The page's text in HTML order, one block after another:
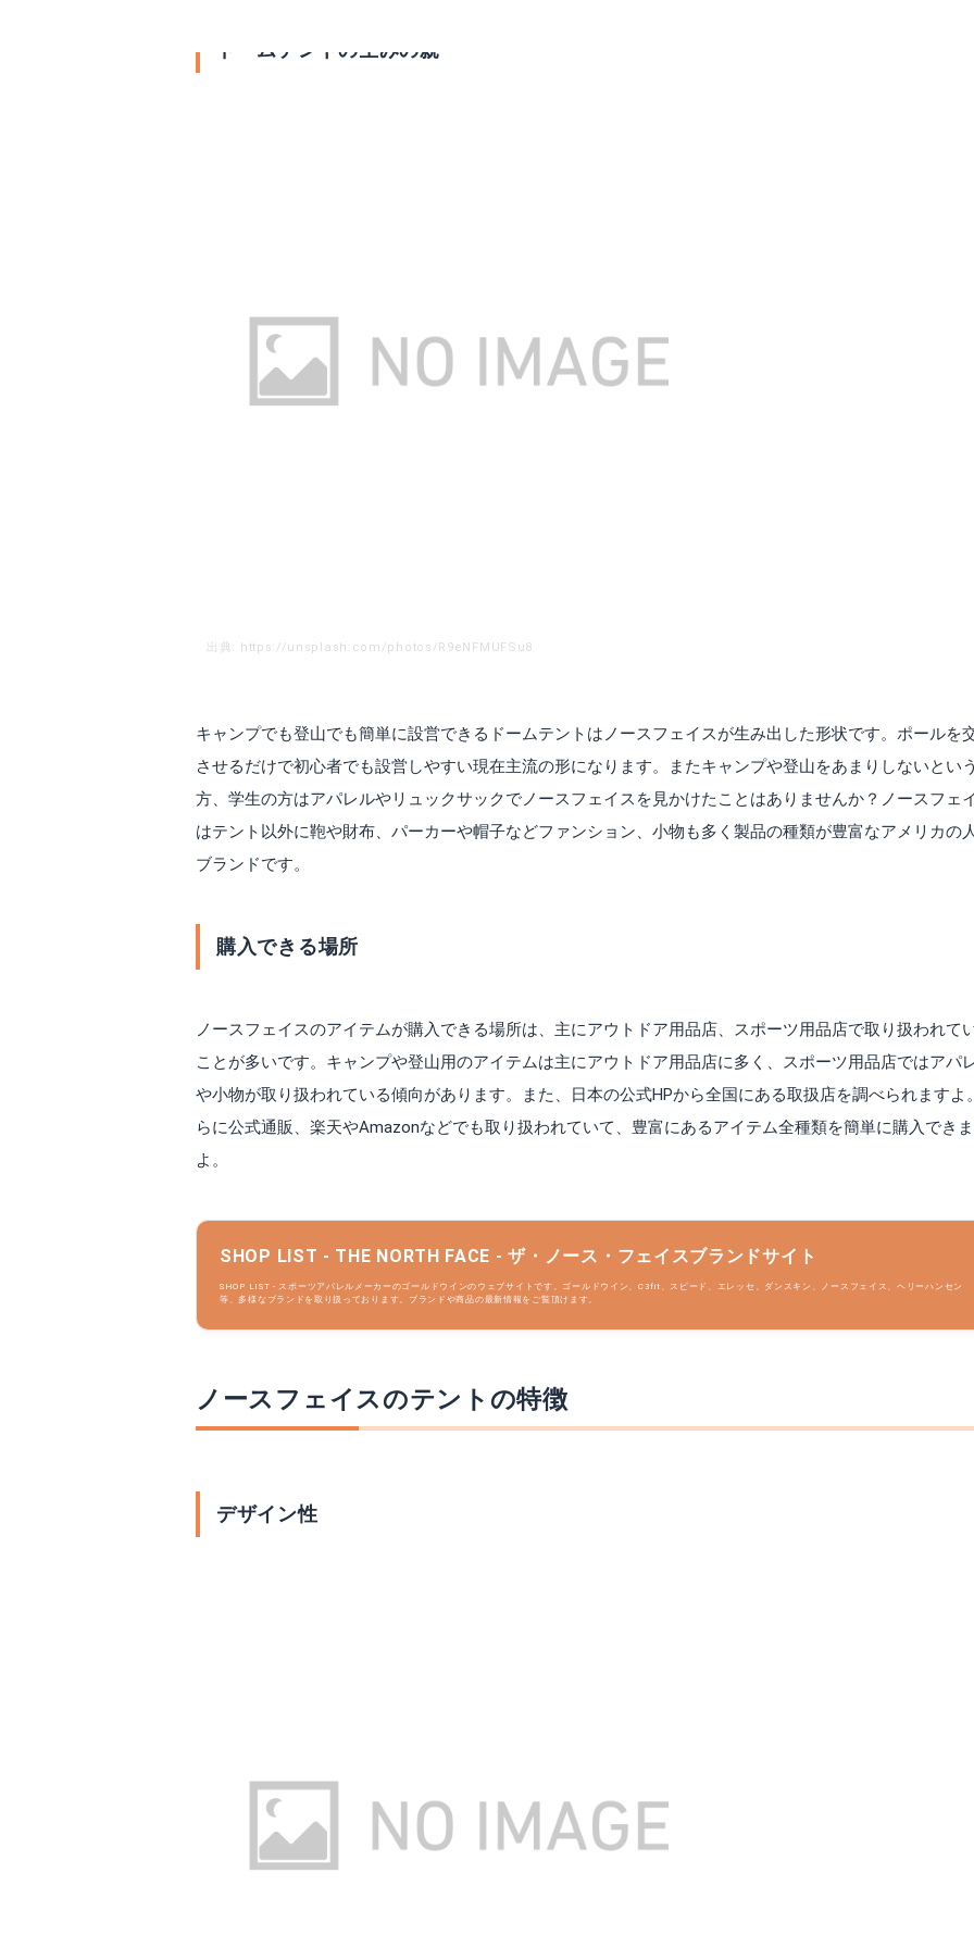
ドームテントの生みの親
出典: https://unsplash.com/photos/R9eNFMUFSu8
キャンプでも登山でも簡単に設営できるドームテントはノースフェイスが生み出した形状です。ポールを
させるだけで初心者でも設営しやすい現在主流の形になります。またキャンプや登山をあまりしないという
方、学生の方はアパレルやリュックサックでノースフェイスを見かけたことはありませんか？ノースフェ
はテント以外に鞄や財布、パーカーや帽子などファンション、小物も多く製品の種類が豊富なアメリカの
ブランドです。
購入できる場所
ノースフェイスのアイテムが購入できる場所は、主にアウトドア用品店、スポーツ用品店で取り扱われて
ことが多いです。キャンプや登山用のアイテムは主にアウトドア用品店に多く、スポーツ用品店ではアパ
や小物が取り扱われている傾向があります。また、日本の公式HPから全国にある取扱店を調べられますよ
らに公式通販、楽天やAmazonなどでも取り扱われていて、豊富にあるアイテム全種類を簡単に購入でき
よ。
SHOP LIST - THE NORTH FACE - ザ・ノース・フェイスブランドサイト
SHOP LIST - スポーツアパレルメーカーのゴールドウインのウェブサイトです。ゴールドウイン、C3fit、スピード、エレッセ、ダンスキン、ノースフェイス、ヘリーハンセン
等、多様なブランドを取り扱っております。ブランドや商品の最新情報をご覧頂けます。
ノースフェイスのテントの特徴
デザイン性